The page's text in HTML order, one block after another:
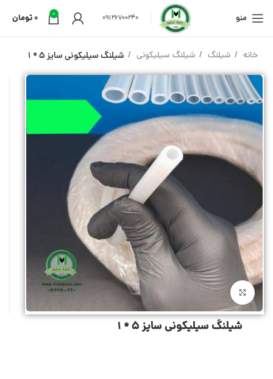
منو 09126700240
0
0تومان
خانه شیلنگ شیلنگ سیلیکونی شیلنگ سیلیکونی سایز 5 * 1
بزرگنمایی تصویر
شیلنگ سیلیکونی سایز 5 * 1